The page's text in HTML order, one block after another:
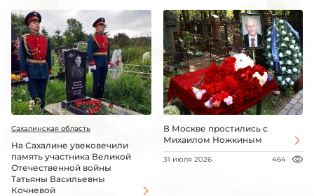
Сахалинская область
На Сахалине увековечили
память участника Великой
Отечественной войны
Татьяны Васильевны
Кочневой
В Москве простились с
Михаилом Ножкиным
31 июля 2026 464